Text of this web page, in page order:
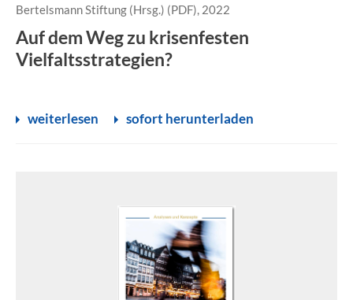
Bertelsmann Stiftung (Hrsg.) (PDF), 2022
Auf dem Weg zu krisenfesten
Vielfaltsstrategien?
weiterlesen sofort herunterladen